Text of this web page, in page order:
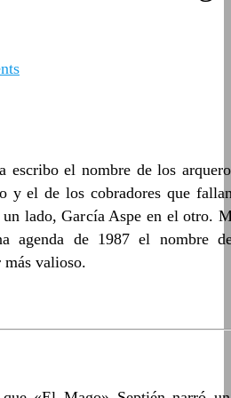
escribo el nombre de los
y el de los cobradores que
un lado, García Aspe en el otro.
agenda de 1987 el nombre
valioso.